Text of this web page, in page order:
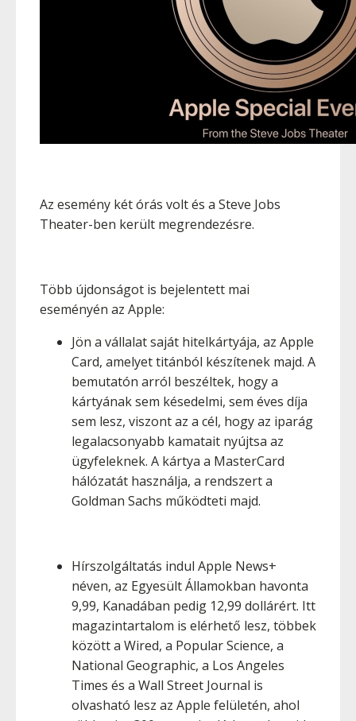
Az esemény két órás volt és a Steve Jobs
Theater-ben került megrendezésre.
Több újdonságot is bejelentett mai
eseményén az Apple:
Jön a vállalat saját hitelkártyája, az Apple
Card, amelyet titánból készítenek majd. A
bemutatón arról beszéltek, hogy a
kártyának sem késedelmi, sem éves díja
sem lesz, viszont az a cél, hogy az iparág
legalacsonyabb kamatait nyújtsa az
ügyfeleknek. A kártya a MasterCard
hálózatát használja, a rendszert a
Goldman Sachs működteti majd.
Hírszolgáltatás indul Apple News+
néven, az Egyesült Államokban havonta
9,99, Kanadában pedig 12,99 dollárért. Itt
magazintartalom is elérhető lesz, többek
között a Wired, a Popular Science, a
National Geographic, a Los Angeles
Times és a Wall Street Journal is
olvasható lesz az Apple felületén, ahol